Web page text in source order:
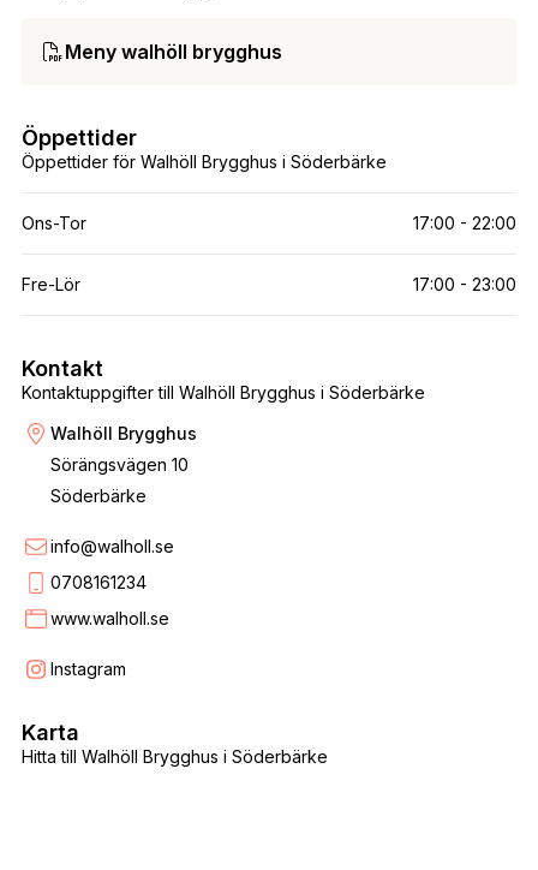
Meny walhöll brygghus
Öppettider för Walhöll Brygghus i Söderbärke
Öppettider
Ons-Tor 17:00 - 22:00
Fre-Lör 17:00 - 23:00
Kontaktuppgifter till Walhöll Brygghus i Söderbärke
Kontakt
Walhöll Brygghus
Sörängsvägen 10
Söderbärke
info@walholl.se
0708161234
www.walholl.se
Instagram
Hitta till Walhöll Brygghus i Söderbärke
Karta